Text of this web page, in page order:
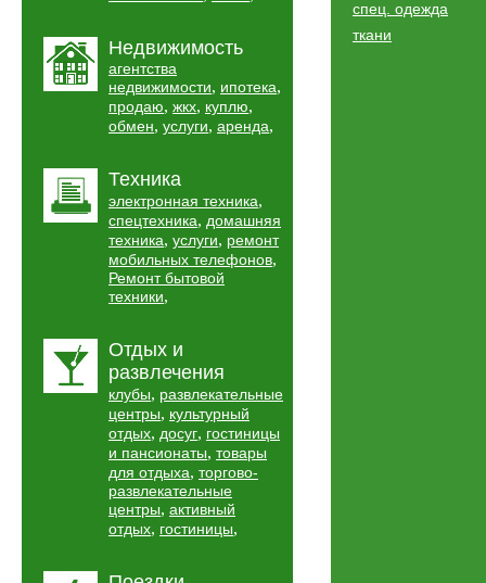
Недвижимость
агентства
недвижимости, ипотека,
продаю, жкх, куплю,
обмен, услуги, аренда,
Техника
электронная техника,
спецтехника, домашняя
техника, услуги, ремонт
мобильных телефонов,
Ремонт бытовой
техники,
Отдых и
развлечения
клубы, развлекательные
центры, культурный
отдых, досуг, гостиницы
и пансионаты, товары
для отдыха, торгово-
развлекательные
центры, активный
отдых, гостиницы,
спец. одежда
ткани